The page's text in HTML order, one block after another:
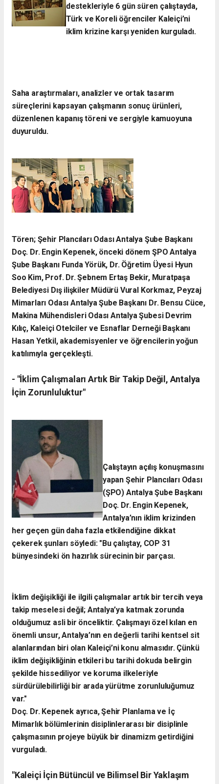
destekleriyle 6 gün süren çalıştayda,
Türk ve Koreli öğrenciler Kaleiçi’ni
iklim krizine karşı yeniden kurguladı.​
Saha araştırmaları, analizler ve ortak tasarım
süreçlerini kapsayan çalışmanın sonuç ürünleri,
düzenlenen kapanış töreni ve sergiyle kamuoyuna
duyuruldu.
Tören; Şehir Plancıları Odası Antalya Şube Başkanı
Doç. Dr. Engin Kepenek, önceki dönem ŞPO Antalya
Şube Başkanı Funda Yörük, Dr. Öğretim Üyesi Hyun
Soo Kim, Prof. Dr. Şebnem Ertaş Bekir, Muratpaşa
Belediyesi Dış ilişkiler Müdürü Vural Korkmaz, Peyzaj
Mimarları Odası Antalya Şube Başkanı Dr. Bensu Cüce,
Makina Mühendisleri Odası Antalya Şubesi Devrim
Kılıç, Kaleiçi Otelciler ve Esnaflar Derneği Başkanı
Hasan Yetkil, akademisyenler ve öğrencilerin yoğun
katılımıyla gerçekleşti.
- ​"İklim Çalışmaları Artık Bir Takip Değil, Antalya
İçin Zorunluluktur"
Çalıştayın açılış konuşmasını
yapan Şehir Plancıları Odası
(ŞPO) Antalya Şube Başkanı
Doç. Dr. Engin Kepenek,
Antalya’nın iklim krizinden
her geçen gün daha fazla etkilendiğine dikkat
çekerek şunları söyledi: ​"Bu çalıştay, COP 31
bünyesindeki ön hazırlık sürecinin bir parçası.
İklim değişikliği ile ilgili çalışmalar artık bir tercih veya
takip meselesi değil; Antalya’ya katmak zorunda
olduğumuz asli bir önceliktir. Çalışmayı özel kılan en
önemli unsur, Antalya’nın en değerli tarihi kentsel sit
alanlarından biri olan Kaleiçi’ni konu almasıdır. Çünkü
iklim değişikliğinin etkileri bu tarihi dokuda belirgin
şekilde hissediliyor ve koruma ilkeleriyle
sürdürülebilirliği bir arada yürütme zorunluluğumuz
var."
​Doç. Dr. Kepenek ayrıca, Şehir Planlama ve İç
Mimarlık bölümlerinin disiplinlerarası bir disiplinle
çalışmasının projeye büyük bir dinamizm getirdiğini
vurguladı.
​"Kaleiçi İçin Bütüncül ve Bilimsel Bir Yaklaşım